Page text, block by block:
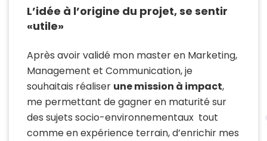
L’idée à l’origine du projet, se sentir
«utile»
Après avoir validé mon master en Marketing,
Management et Communication, je
souhaitais réaliser une mission à impact,
me permettant de gagner en maturité sur
des sujets socio-environnementaux tout
comme en expérience terrain, d’enrichir mes